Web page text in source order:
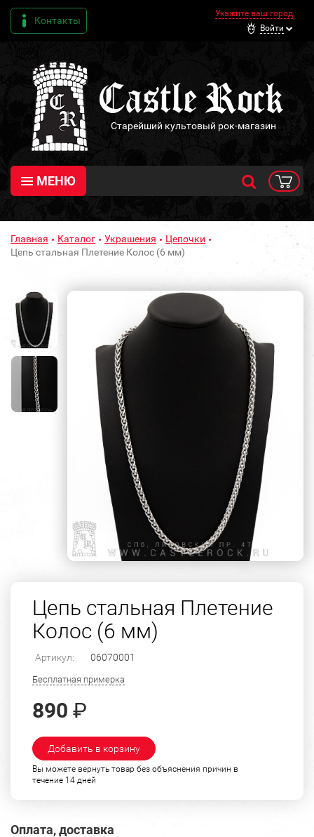
Контакты
Укажите ваш город
Войти
Старейший культовый рок-магазин
МЕНЮ
Главная Каталог Украшения
Цепочки
Цепь стальная Плетение Колос (6 мм)
Цепь стальная Плетение
Колос (6 мм)
Артикул: 06070001
Бесплатная примерка
890 ₽
Добавить в корзину
Вы можете вернуть товар без объяснения причин в
течение 14 дней
Оплата, доставка